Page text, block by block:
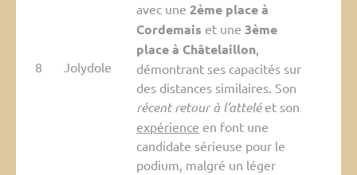
8 Jolydole
avec une 2ème place à
Cordemais et une 3ème
place à Châtelaillon,
démontrant ses capacités sur
des distances similaires. Son
récent retour à l’atteléet son
expérience en font une
candidate sérieuse pour le
podium, malgré un léger